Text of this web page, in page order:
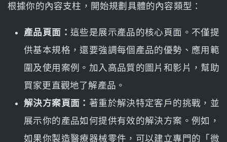
根據你的內容支柱，開始規劃具體的內容類型：
產品頁面： 這些是展示產品的核心頁面。不僅提
供基本規格，還要強調每個產品的優勢、應用範
圍及使用案例。加入高品質的圖片和影片，幫助
買家更直觀地了解產品。
解決方案頁面： 著重於解決特定客戶的挑戰，並
展示你的產品如何提供有效的解決方案。例如，
如果你製造醫療器械零件，可以建立專門的「微